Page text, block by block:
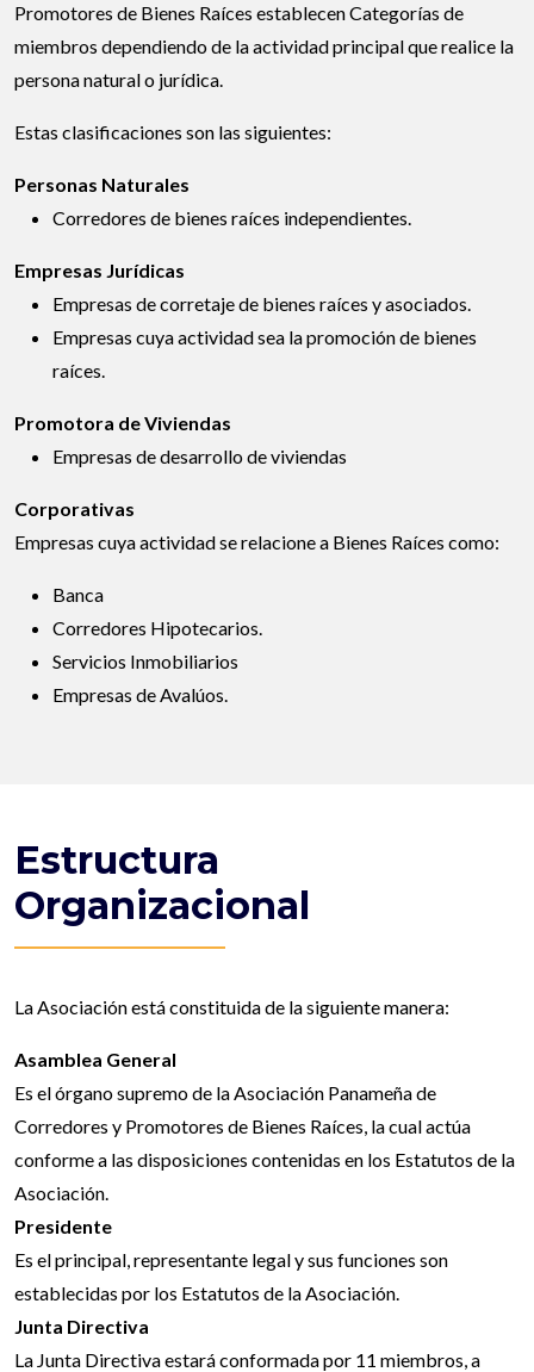
Promotores de Bienes Raíces establecen Categorías de
miembros dependiendo de la actividad principal que realice la
persona natural o jurídica.
Estas clasificaciones son las siguientes:
Personas Naturales
Corredores de bienes raíces independientes.
Empresas Jurídicas
Empresas de corretaje de bienes raíces y asociados.
Empresas cuya actividad sea la promoción de bienes
raíces.
Promotora de Viviendas
Empresas de desarrollo de viviendas
Corporativas
Empresas cuya actividad se relacione a Bienes Raíces como:
Banca
Corredores Hipotecarios.
Servicios Inmobiliarios
Empresas de Avalúos.
Estructura
Organizacional
La Asociación está constituida de la siguiente manera:
Asamblea General
Es el órgano supremo de la Asociación Panameña de
Corredores y Promotores de Bienes Raíces, la cual actúa
conforme a las disposiciones contenidas en los Estatutos de la
Asociación.
Presidente
Es el principal, representante legal y sus funciones son
establecidas por los Estatutos de la Asociación.
Junta Directiva
La Junta Directiva estará conformada por 11 miembros, a